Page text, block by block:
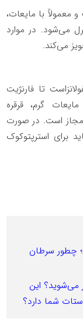
معمولاً با مایعات،
می‌شود. در موارد
تا فارنژیت
گرم، قرقره
است. در صورت
برای استرپتوکوک
چطور سرطان
می‌شوید؟ این
شما دارد؟